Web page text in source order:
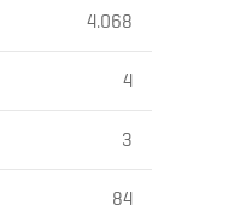
4.068
4
3
84